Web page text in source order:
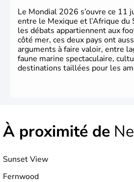
Le Mondial 2026 s’ouvre ce 11
entre le Mexique et l’Afrique du
les débats appartiennent aux
côté mer, ces deux pays ont
arguments à faire valoir, entre
faune marine spectaculaire,
destinations taillées pour les
À proximité de
Sunset View
Fernwood